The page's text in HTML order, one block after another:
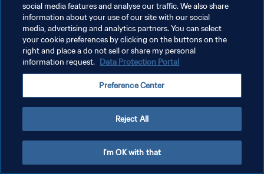
POLÍTICA DE PRIVACIDADE
TERMOS DE SERVIÇO
ADMINISTRAR AS PREFERÊNCIAS DE COOKIES
social media features and analyse our traffic. We also share
information about your use of our site with our social
media, advertising and analytics partners. You can select
your cookie preferences by clicking on the buttons on the
right and place a do not sell or share my personal
information request. Data Protection Portal
Preference Center
Reject All
I'm OK with that